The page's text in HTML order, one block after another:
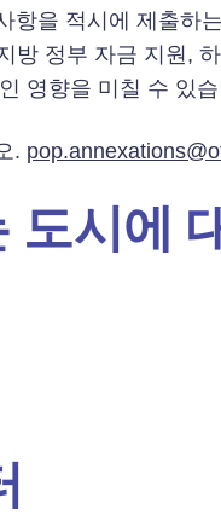
항을 적시에 제출하
방 정부 자금 지원,
영향을 미칠 수 있
.
도시에